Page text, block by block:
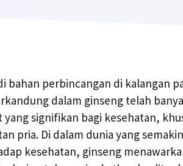
bahan perbincangan di kalangan
dalam ginseng telah
signifikan bagi kesehatan,
pria. Di dalam dunia yang
kesehatan, ginseng